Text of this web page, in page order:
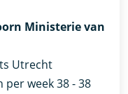
Ministerie van
Utrecht
week 38 - 38